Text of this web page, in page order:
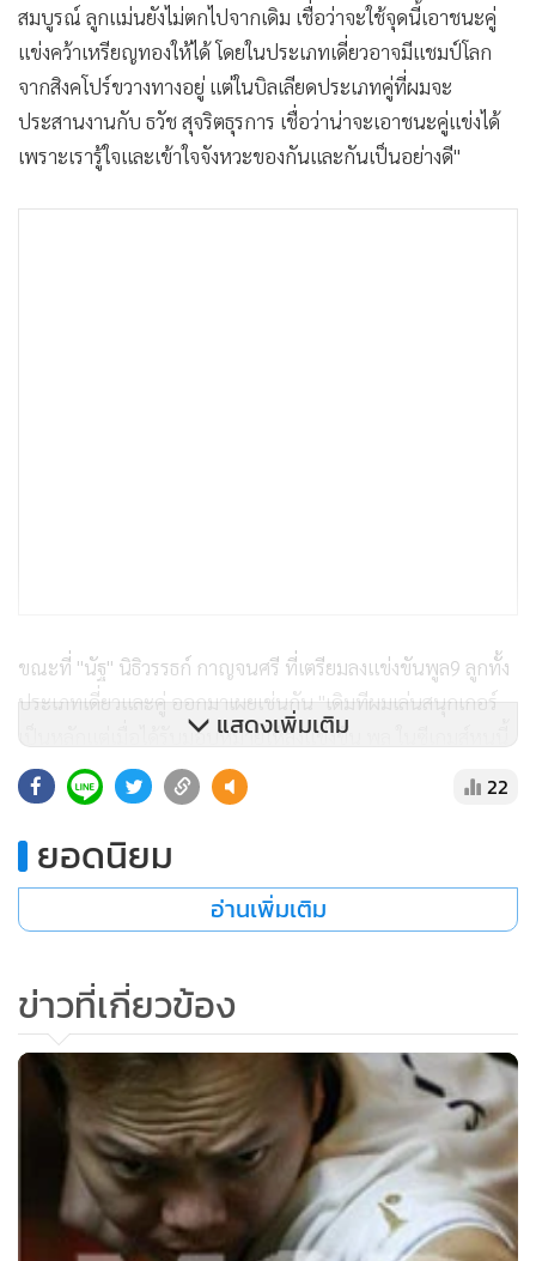
สมบูรณ์ ลูกแม่นยังไม่ตกไปจากเดิม เชื่อว่าจะใช้จุดนี้เอาชนะคู่
แข่งคว้าเหรียญทองให้ได้ โดยในประเภทเดี่ยวอาจมีแชมป์โลก
จากสิงคโปร์ขวางทางอยู่ แต่ในบิลเลียดประเภทคู่ที่ผมจะ
ประสานงานกับ ธวัช สุจริตธุรการ เชื่อว่าน่าจะเอาชนะคู่แข่งได้
เพราะเรารู้ใจและเข้าใจจังหวะของกันและกันเป็นอย่างดี"
ขณะที่ "นัฐ" นิธิวรรธก์ กาญจนศรี ที่เตรียมลงแข่งขันพูล9 ลูกทั้ง
ประเภทเดี่ยวและคู่ ออกมาเผยเช่นกัน "เดิมทีผมเล่นสนุกเกอร์
เป็นหลักแต่เมื่อได้รับมอบหมายให้ลงแข่งขัน พูล ในซีเกมส์หนนี้
จะตั้งใจทำผลงานให้ดีที่สุด ซึ่งผมก็ฝึกซ้อมมาเต็มที่หลังกลับจาก
เอเชียน อินดอร์ เกมส์ คิดว่าน่าจะเข้าถึงรอบ 8 คนสุดท้ายได้เป็น
อย่างน้อย"
สำหรับกีฬาบิลเลียดในซีเกมส์ครั้งที่ 25 ชิงชัยกันทั้งหมด 10
ดอนจัน พาเลซ กรุงเวียงจันทน์ ประกอบด้วย สนุกเกอร์,
บิลเลียด, พูล 9 ลูก และ 8 ลูก รวมถึง แครอม (กีฬาคล้ายบิลเลียด
โต๊ะเล็กไม่มีหลุม)
แสดงเพิ่มเติม
22
ยอดนิยม
อ่านเพิ่มเติม
ข่าวที่เกี่ยวข้อง